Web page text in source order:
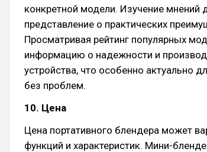
конкретной модели. Изучение мнений
представление о практических
Просматривая рейтинг популярных
информацию о надежности и
устройства, что особенно актуально
без проблем.
10. Цена
Цена портативного блендера может
функций и характеристик. Мини-